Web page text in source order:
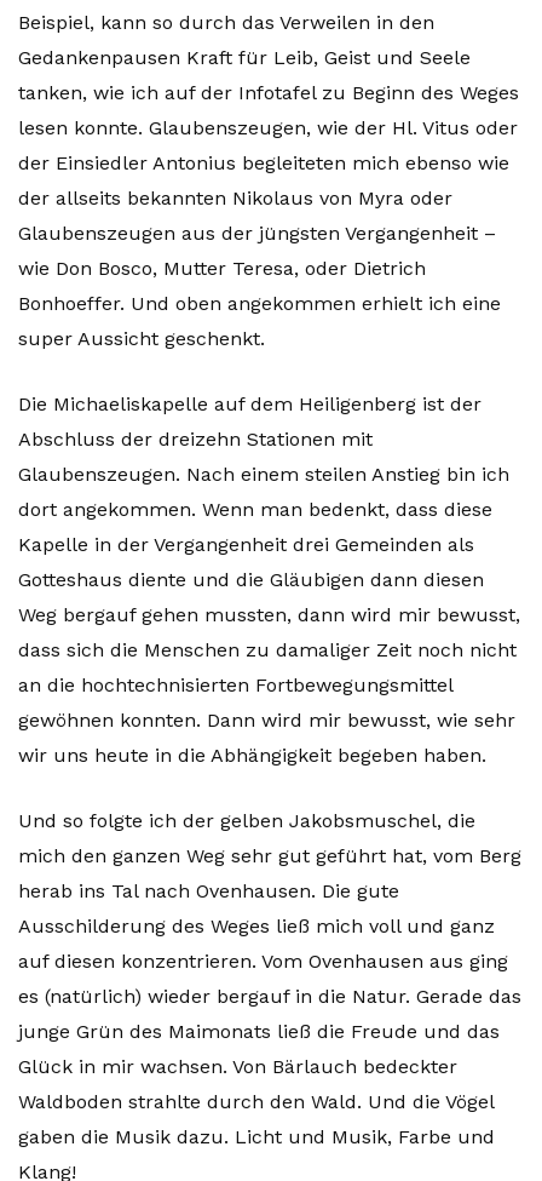
Beispiel, kann so durch das Verweilen in den
Gedankenpausen Kraft für Leib, Geist und Seele
tanken, wie ich auf der Infotafel zu Beginn des Weges
lesen konnte. Glaubenszeugen, wie der Hl. Vitus oder
der Einsiedler Antonius begleiteten mich ebenso wie
der allseits bekannten Nikolaus von Myra oder
Glaubenszeugen aus der jüngsten Vergangenheit –
wie Don Bosco, Mutter Teresa, oder Dietrich
Bonhoeffer. Und oben angekommen erhielt ich eine
super Aussicht geschenkt.
Die Michaeliskapelle auf dem Heiligenberg ist der
Abschluss der dreizehn Stationen mit
Glaubenszeugen. Nach einem steilen Anstieg bin ich
dort angekommen. Wenn man bedenkt, dass diese
Kapelle in der Vergangenheit drei Gemeinden als
Gotteshaus diente und die Gläubigen dann diesen
Weg bergauf gehen mussten, dann wird mir bewusst,
dass sich die Menschen zu damaliger Zeit noch nicht
an die hochtechnisierten Fortbewegungsmittel
gewöhnen konnten. Dann wird mir bewusst, wie sehr
wir uns heute in die Abhängigkeit begeben haben.
Und so folgte ich der gelben Jakobsmuschel, die
mich den ganzen Weg sehr gut geführt hat, vom Berg
herab ins Tal nach Ovenhausen. Die gute
Ausschilderung des Weges ließ mich voll und ganz
auf diesen konzentrieren. Vom Ovenhausen aus ging
es (natürlich) wieder bergauf in die Natur. Gerade das
junge Grün des Maimonats ließ die Freude und das
Glück in mir wachsen. Von Bärlauch bedeckter
Waldboden strahlte durch den Wald. Und die Vögel
gaben die Musik dazu. Licht und Musik, Farbe und
Klang!